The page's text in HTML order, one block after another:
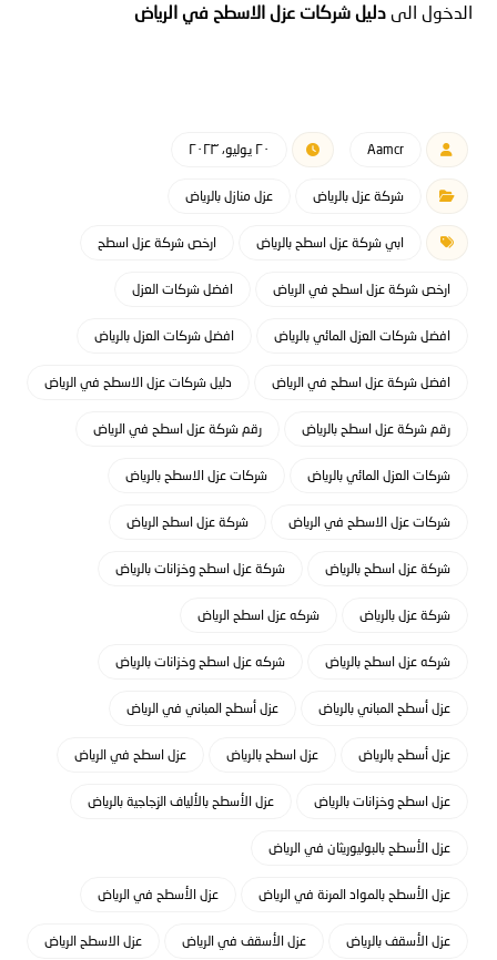
الدخول الىدليل شركات عزل الاسطح في الرياض
Aamcr ٢٠ يوليو، ٢٠٢٣
شركة عزل بالرياض عزل منازل بالرياض
ابي شركة عزل اسطح بالرياض ارخص شركة عزل اسطح
ارخص شركة عزل اسطح في الرياض افضل شركات العزل
افضل شركات العزل المائي بالرياض افضل شركات العزل بالرياض
افضل شركة عزل اسطح في الرياض دليل شركات عزل الاسطح في الرياض
رقم شركة عزل اسطح بالرياض رقم شركة عزل اسطح في الرياض
شركات العزل المائي بالرياض شركات عزل الاسطح بالرياض
شركات عزل الاسطح في الرياض شركة عزل اسطح الرياض
شركة عزل اسطح بالرياض شركة عزل اسطح وخزانات بالرياض
شركة عزل بالرياض شركه عزل اسطح الرياض
شركه عزل اسطح بالرياض شركه عزل اسطح وخزانات بالرياض
عزل أسطح المباني بالرياض عزل أسطح المباني في الرياض
عزل أسطح بالرياض عزل اسطح بالرياض عزل اسطح في الرياض
عزل اسطح وخزانات بالرياض عزل الأسطح بالألياف الزجاجية بالرياض
عزل الأسطح بالبوليوريثان في الرياض
عزل الأسطح بالمواد المرنة في الرياض عزل الأسطح في الرياض
عزل الأسقف بالرياض عزل الأسقف في الرياض عزل الاسطح الرياض